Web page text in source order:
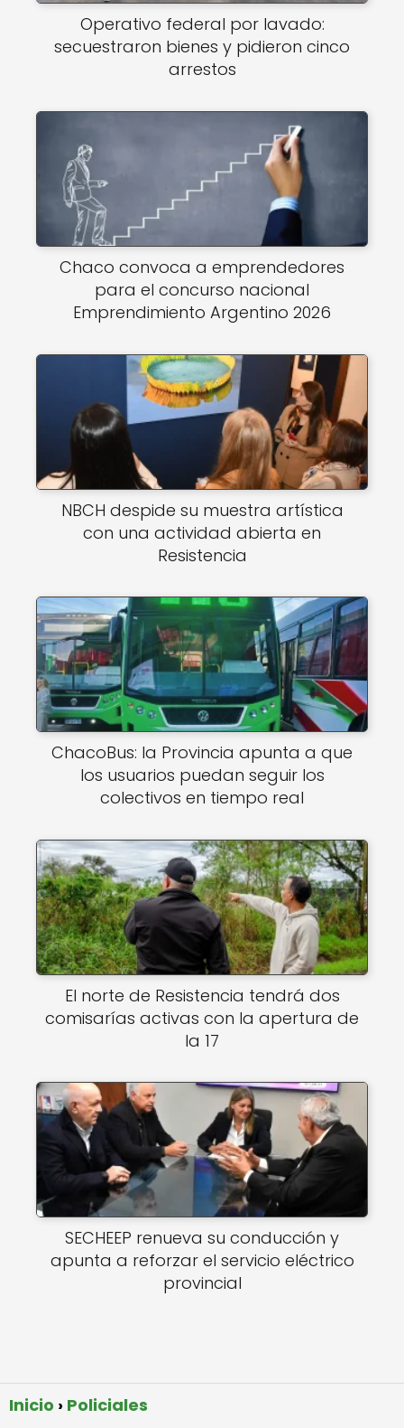
Operativo federal por lavado:
secuestraron bienes y pidieron cinco
arrestos
Chaco convoca a emprendedores
para el concurso nacional
Emprendimiento Argentino 2026
NBCH despide su muestra artística
con una actividad abierta en
Resistencia
ChacoBus: la Provincia apunta a que
los usuarios puedan seguir los
colectivos en tiempo real
El norte de Resistencia tendrá dos
comisarías activas con la apertura de
la 17
SECHEEP renueva su conducción y
apunta a reforzar el servicio eléctrico
provincial
Inicio Policiales